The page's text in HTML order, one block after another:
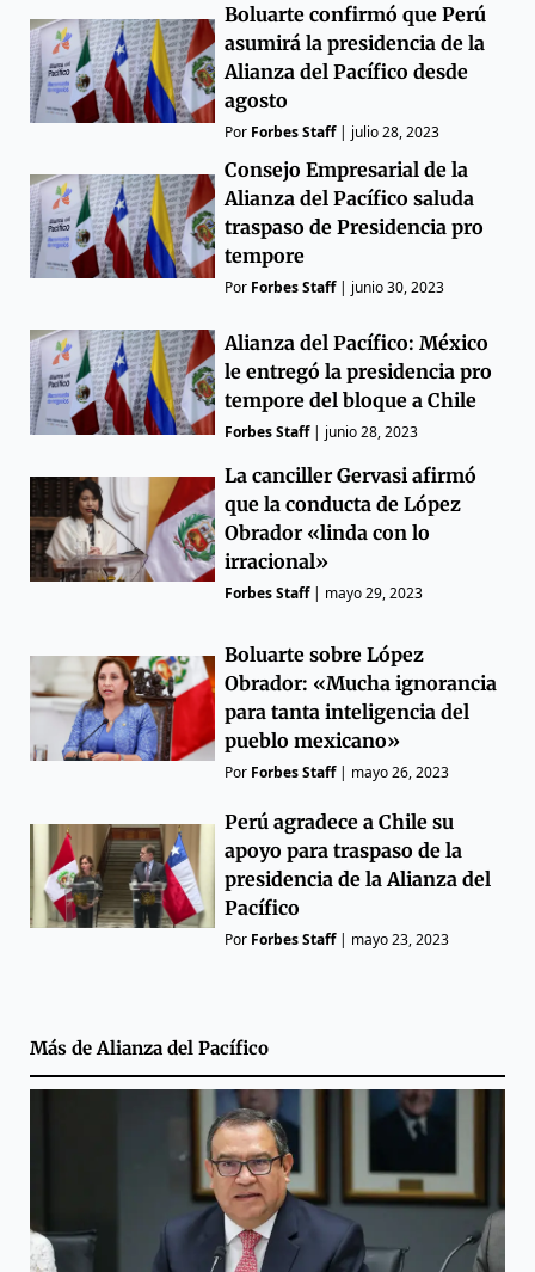
Boluarte confirmó que Perú
asumirá la presidencia de la
Alianza del Pacífico desde
agosto
Por Forbes Staff| julio 28, 2023
Consejo Empresarial de la
Alianza del Pacífico saluda
traspaso de Presidencia pro
tempore
Por Forbes Staff| junio 30, 2023
Alianza del Pacífico: México
le entregó la presidencia pro
tempore del bloque a Chile
Forbes Staff| junio 28, 2023
La canciller Gervasi afirmó
que la conducta de López
Obrador «linda con lo
irracional»
Forbes Staff| mayo 29, 2023
Boluarte sobre López
Obrador: «Mucha ignorancia
para tanta inteligencia del
pueblo mexicano»
Por Forbes Staff| mayo 26, 2023
Perú agradece a Chile su
apoyo para traspaso de la
presidencia de la Alianza del
Pacífico
Por Forbes Staff| mayo 23, 2023
Más de Alianza del Pacífico